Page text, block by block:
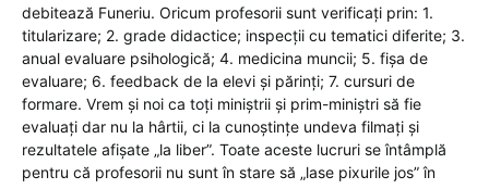
debitează Funeriu. Oricum profesorii sunt verificați prin: 1.
titularizare; 2. grade didactice; inspecții cu tematici diferite; 3.
anual evaluare psihologică; 4. medicina muncii; 5. fișa de
evaluare; 6. feedback de la elevi și părinți; 7. cursuri de
formare. Vrem și noi ca toți miniștrii și prim-miniștri să fie
evaluați dar nu la hârtii, ci la cunoștințe undeva filmați și
rezultatele afișate „la liber”. Toate aceste lucruri se întâmplă
pentru că profesorii nu sunt în stare să „lase pixurile jos” în